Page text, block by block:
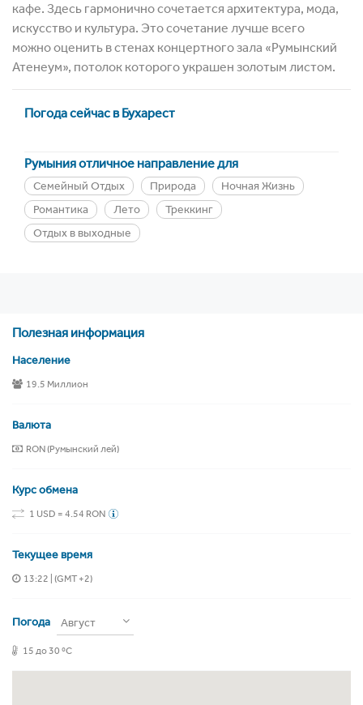
кафе. Здесь гармонично сочетается архитектура, мода,
искусство и культура. Это сочетание лучше всего
можно оценить в стенах концертного зала «Румынский
Атенеум», потолок которого украшен золотым листом.
Погода сейчас в Бухарест
Румыния отличное направление для
Семейный Отдых Природа
Ночная Жизнь
Романтика
Лето
Треккинг
Отдых в выходные
Полезная информация
Население
19.5 Миллион
Валюта
RON (Румынский лей)
Курс обмена
1 USD = 4.54 RON
Текущее время
13:22 | (GMT +2)
Погода Август
15 до 30 ºC